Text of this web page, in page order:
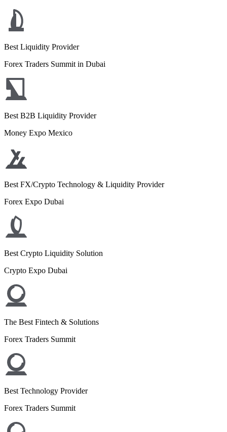
Best Liquidity Provider
Forex Traders Summit in Dubai
Best B2B Liquidity Provider
Money Expo Mexico
Best FX/Crypto Technology & Liquidity Provider
Forex Expo Dubai
Best Crypto Liquidity Solution
Crypto Expo Dubai
The Best Fintech & Solutions
Forex Traders Summit
Best Technology Provider
Forex Traders Summit